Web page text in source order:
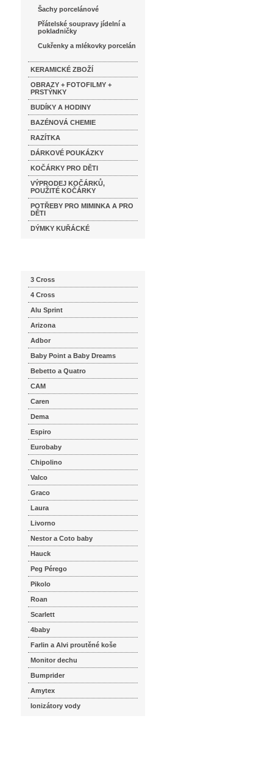
Šachy porcelánové
Přátelské soupravy jídelní a
pokladničky
Cukřenky a mlékovky porcelán
KERAMICKÉ ZBOŽÍ
OBRAZY + FOTOFILMY +
PRSTÝNKY
BUDÍKY A HODINY
BAZÉNOVÁ CHEMIE
RAZÍTKA
DÁRKOVÉ POUKÁZKY
KOČÁRKY PRO DĚTI
VÝPRODEJ KOČÁRKŮ,
POUŽITÉ KOČÁRKY
POTŘEBY PRO MIMINKA A PRO
DĚTI
DÝMKY KUŘÁCKÉ
3 Cross
4 Cross
Alu Sprint
Arizona
Adbor
Baby Point a Baby Dreams
Bebetto a Quatro
CAM
Caren
Dema
Espiro
Eurobaby
Chipolino
Valco
Graco
Laura
Livorno
Nestor a Coto baby
Hauck
Peg Pérego
Pikolo
Roan
Scarlett
4baby
Farlin a Alvi proutěné koše
Monitor dechu
Bumprider
Amytex
Ionizátory vody